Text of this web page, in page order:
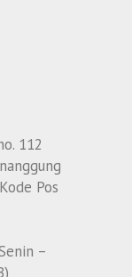
112
Pos
–